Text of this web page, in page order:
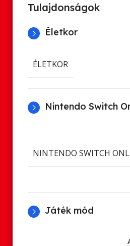
Tulajdonságok
Életkor
ÉLETKOR
Nintendo Switch
NINTENDO SWITCH
Játék mód